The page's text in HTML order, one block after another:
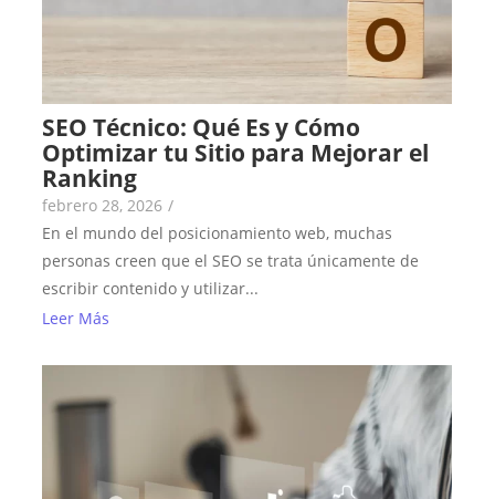
SEO Técnico: Qué Es y Cómo
Optimizar tu Sitio para Mejorar el
Ranking
febrero 28, 2026 /
En el mundo del posicionamiento web, muchas
personas creen que el SEO se trata únicamente de
escribir contenido y utilizar...
Leer Más